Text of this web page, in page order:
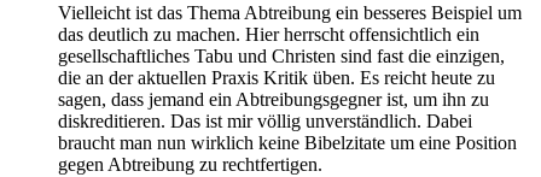
Vielleicht ist das Thema Abtreibung ein besseres Beispiel um
das deutlich zu machen. Hier herrscht offensichtlich ein
gesellschaftliches Tabu und Christen sind fast die einzigen,
die an der aktuellen Praxis Kritik üben. Es reicht heute zu
sagen, dass jemand ein Abtreibungsgegner ist, um ihn zu
diskreditieren. Das ist mir völlig unverständlich. Dabei
braucht man nun wirklich keine Bibelzitate um eine Position
gegen Abtreibung zu rechtfertigen.